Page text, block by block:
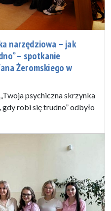
narzędziowa – jak
– spotkanie
Żeromskiego w
psychiczna skrzynka
robi się trudno” odbyło